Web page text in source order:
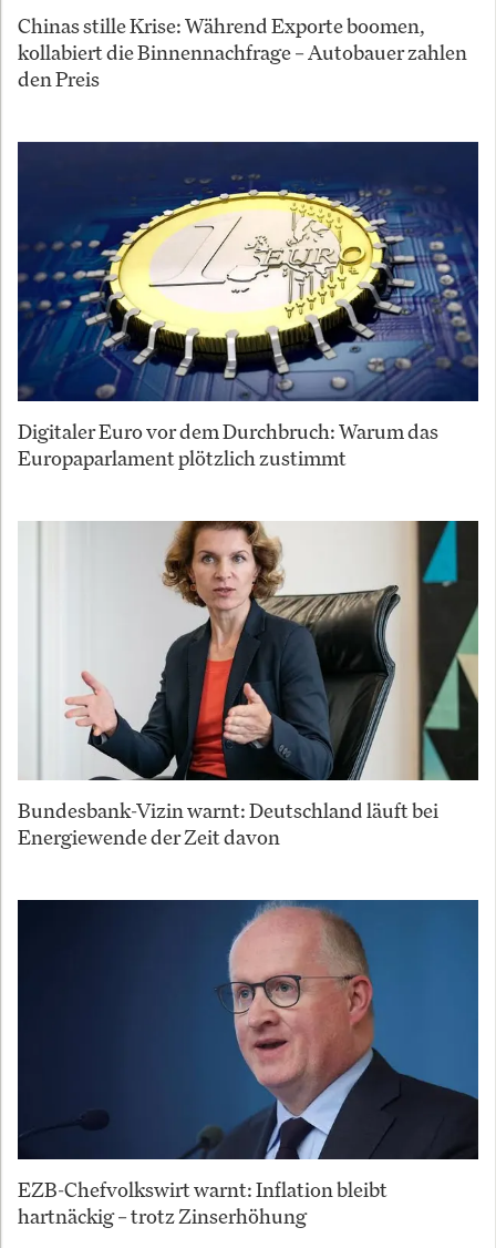
Chinas stille Krise: Während Exporte boomen,
kollabiert die Binnennachfrage – Autobauer zahlen
den Preis
Digitaler Euro vor dem Durchbruch: Warum das
Europaparlament plötzlich zustimmt
Bundesbank-Vizin warnt: Deutschland läuft bei
Energiewende der Zeit davon
EZB-Chefvolkswirt warnt: Inflation bleibt
hartnäckig – trotz Zinserhöhung